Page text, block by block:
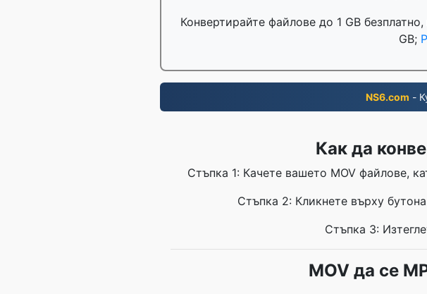
Конвертирайте файлове до 1 GB
GB;
NS6.com -
Как да
Стъпка 1: Качете вашето MOV файлове,
Стъпка 2: Кликнете върху
Стъпка 3:
MOV да се